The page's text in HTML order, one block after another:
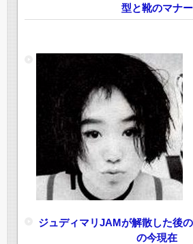
型と靴のマナー
ジュディマリJAMが解散した後
の今現在